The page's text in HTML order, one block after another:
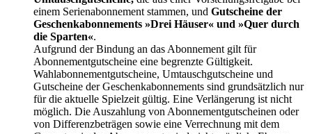
einem Serienabonnement stammen, und Gutscheine der
Geschenkabonnements »Drei Häuser« und »Quer durch
die Sparten«.
Aufgrund der Bindung an das Abonnement gilt für
Abonnementgutscheine eine begrenzte Gültigkeit.
Wahlabonnementgutscheine, Umtauschgutscheine und
Gutscheine der Geschenkabonnements sind grundsätzlich nur
für die aktuelle Spielzeit gültig. Eine Verlängerung ist nicht
möglich. Die Auszahlung von Abonnementgutscheinen oder
von Differenzbeträgen sowie eine Verrechnung mit dem